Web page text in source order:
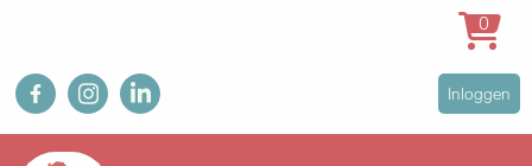
Overslaan
en
naar
fb ig in
User
account
Inloggen
Main
0